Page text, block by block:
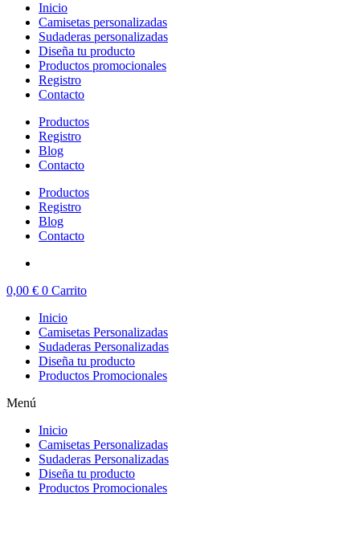
Inicio
Camisetas personalizadas
Sudaderas personalizadas
Diseña tu producto
Productos promocionales
Registro
Contacto
Productos
Registro
Blog
Contacto
Productos
Registro
Blog
Contacto
0,00 € 0 Carrito
Inicio
Camisetas Personalizadas
Sudaderas Personalizadas
Diseña tu producto
Productos Promocionales
Menú
Inicio
Camisetas Personalizadas
Sudaderas Personalizadas
Diseña tu producto
Productos Promocionales